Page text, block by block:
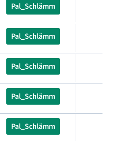
Pal_Schlämm
Pal_Schlämm
Pal_Schlämm
Pal_Schlämm
Pal_Schlämm